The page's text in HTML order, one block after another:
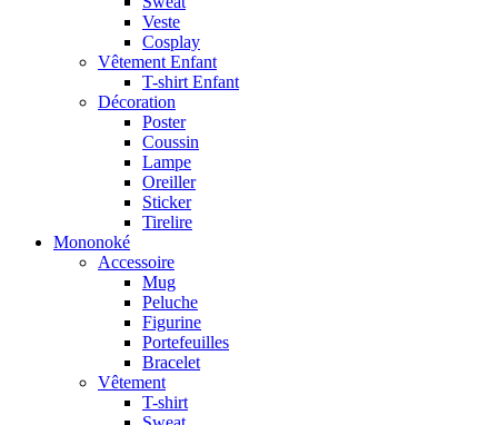
Veste
Cosplay
Vêtement Enfant
T-shirt Enfant
Décoration
Poster
Coussin
Lampe
Oreiller
Sticker
Tirelire
Mononoké
Accessoire
Mug
Peluche
Figurine
Portefeuilles
Bracelet
Vêtement
T-shirt